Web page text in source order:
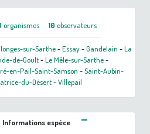
organismes 10 observateurs
sur-Sarthe-Essay-Gandelain -La
de-Goult-Le Mêle-sur-Sarthe-
en-Pail-Saint-Samson -Saint-Aubin-
du-Désert-Villepail
Informations espèce